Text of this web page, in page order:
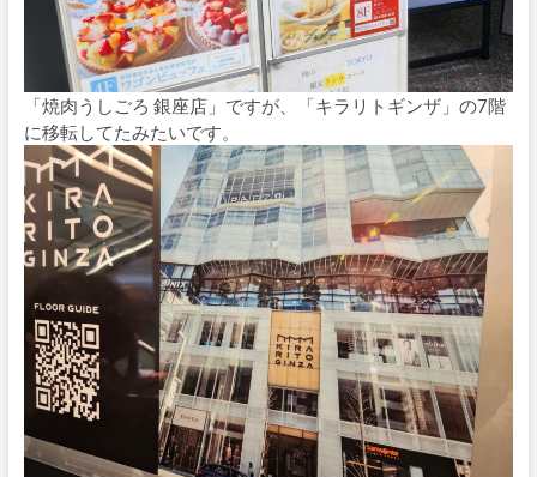
「焼肉うしごろ 銀座店」ですが、「キラリトギンザ」の7階
に移転してたみたいです。